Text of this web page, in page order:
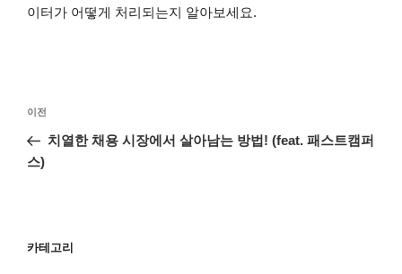
이터가 어떻게 처리되는지 알아보세요.
글
색
이
전
글
이전
치열한 채용 시장에서 살아남는 방법! (feat. 패스트캠퍼
스)
카테고리